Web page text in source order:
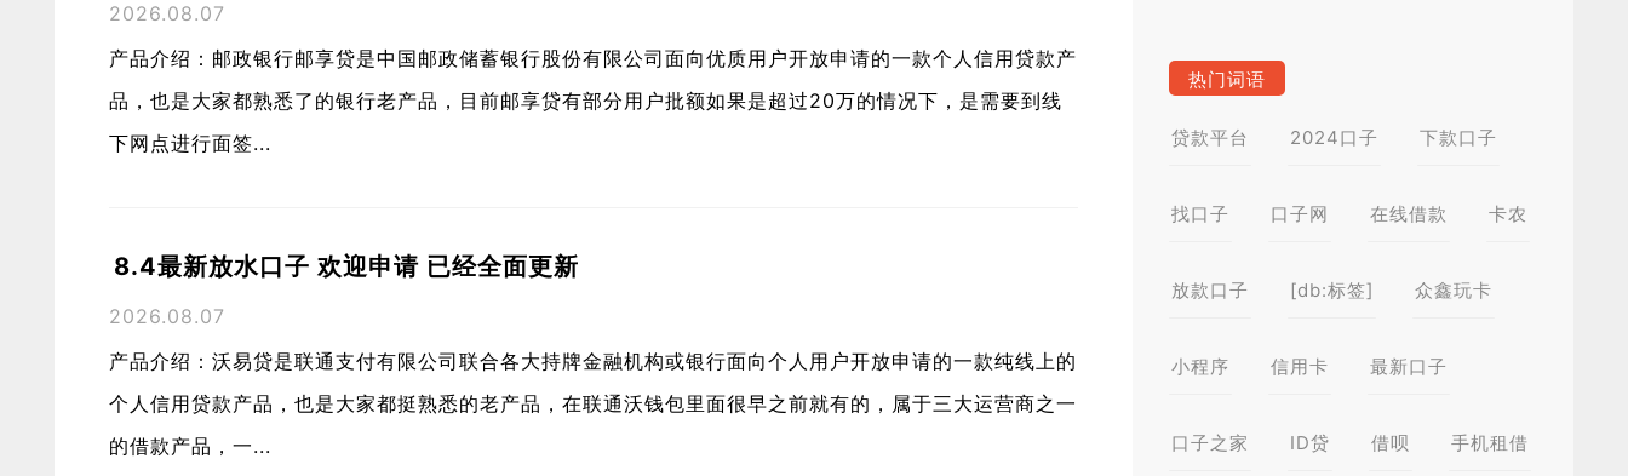
2026.08.07
产品介绍：邮政银行邮享贷是中国邮政储蓄银行股份有限公司面向优质用户开放申请的一款个人信用贷款产
品，也是大家都熟悉了的银行老产品，目前邮享贷有部分用户批额如果是超过20万的情况下，是需要到线
下网点进行面签...
8.4最新放水口子 欢迎申请 已经全面更新
2026.08.07
产品介绍：沃易贷是联通支付有限公司联合各大持牌金融机构或银行面向个人用户开放申请的一款纯线上的
个人信用贷款产品，也是大家都挺熟悉的老产品，在联通沃钱包里面很早之前就有的，属于三大运营商之一
的借款产品，一...
热门词语
贷款平台 2024口子 下款口子
找口子 口子网 在线借款 卡农
放款口子 [db:标签] 众鑫玩卡
小程序 信用卡 最新口子
口子之家 ID贷 借呗 手机租借